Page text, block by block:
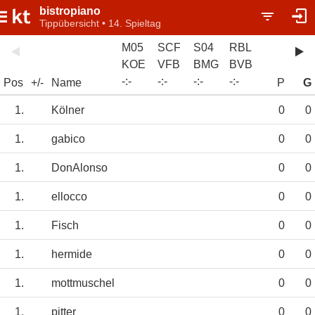
bistropiano
Tippübersicht • 14. Spieltag
Pos +/- Name
M05
KOE
-:-
SCF
VFB
-:-
S04
BMG
-:-
RBL
BVB
-:- P G
1. Kölner 0 0
1. gabico 0 0
1. DonAlonso 0 0
1. ellocco 0 0
1. Fisch 0 0
1. hermide 0 0
1. mottmuschel 0 0
1. pitter 0 0